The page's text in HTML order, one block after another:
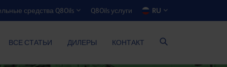
средства Q8Oils Q8Oils услуги RU
ВСЕ СТАТЬИ ДИЛЕРЫ КОНТАКТ